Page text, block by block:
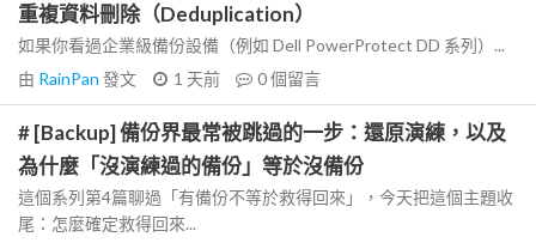
重複資料刪除（Deduplication）
如果你看過企業級備份設備（例如 Dell PowerProtect DD 系列）...
由 RainPan 發文 1 天前 0個留言
# [Backup] 備份界最常被跳過的一步：還原演練，以及
為什麼「沒演練過的備份」等於沒備份
這個系列第4篇聊過「有備份不等於救得回來」，今天把這個主題收
尾：怎麼確定救得回來...